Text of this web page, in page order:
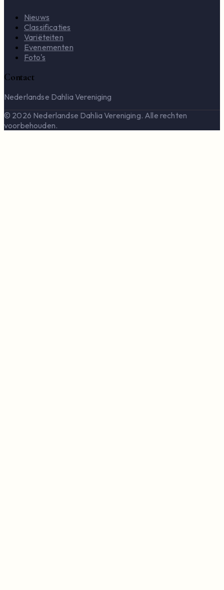
Nieuws
Classificaties
Variëteiten
Evenementen
Foto's
Contact
Nederlandse Dahlia Vereniging
© 2026 Nederlandse Dahlia Vereniging. Alle rechten
voorbehouden.